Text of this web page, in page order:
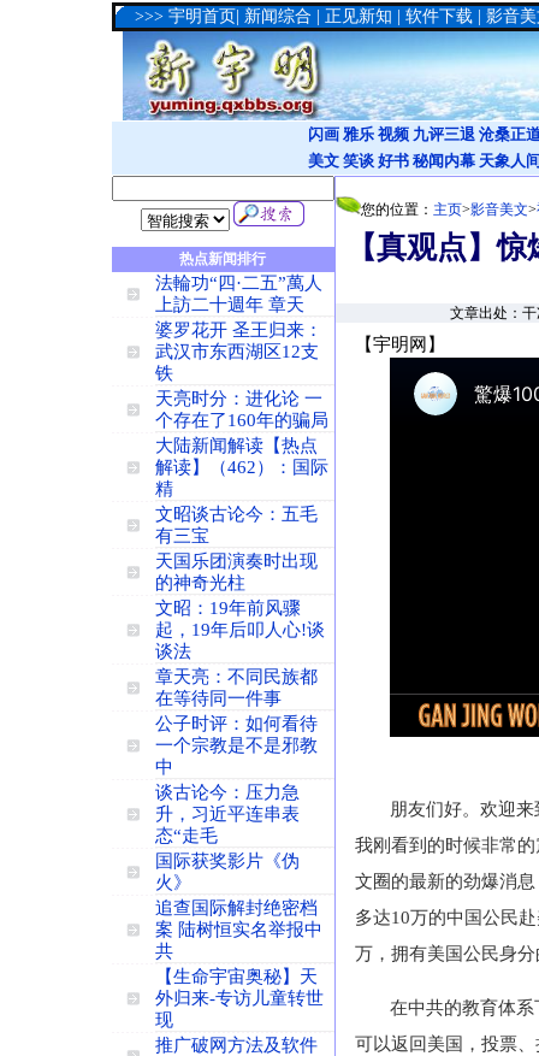
>>> 宇明首页 新闻综合 正见新知 软件下载| 影音美
闪画 雅乐 视频 九评三退 沧桑正
美文 笑谈 好书 秘闻内幕 天象人
热点新闻排行
法輪功“四·二五”萬人
上訪二十週年 章天
婆罗花开 圣王归来：
武汉市东西湖区12支
铁
天亮时分：进化论 一
个存在了160年的骗局
大陆新闻解读【热点
解读】（462）：国际
精
文昭谈古论今：五毛
有三宝
天国乐团演奏时出现
的神奇光柱
文昭：19年前风骤
起，19年后叩人心!谈
谈法
章天亮：不同民族都
在等待同一件事
公子时评：如何看待
一个宗教是不是邪教
中
谈古论今：压力急
升，习近平连串表
态“走毛
国际获奖影片《伪
火》
追查国际解封绝密档
案 陆树恒实名举报中
共
【生命宇宙奥秘】天
外归来-专访儿童转世
现
推广破网方法及软件
您的位置： 主页>影音美文>
【真观点】
文章出处：
【宇明网】
朋友们好。欢迎
我刚看到的时候非常
文圈的最新的劲爆消
多达10万的中国公民
万，拥有美国公民身分
在中共的教育体
可以返回美国，投票